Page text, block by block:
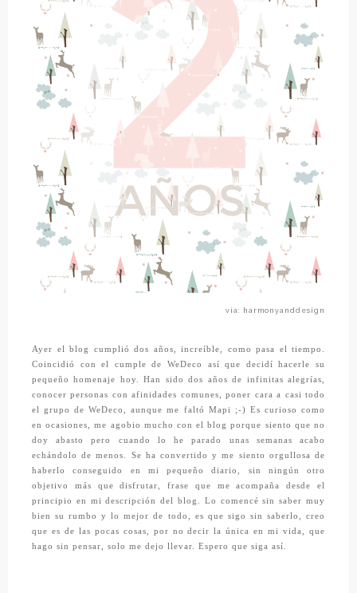
vía: harmonyanddesign
Ayer el blog cumplió dos años, increíble, como pasa el tiempo.
Coincidió con el cumple de WeDeco así que decidí hacerle su
pequeño homenaje hoy. Han sido dos años de infinitas alegrías,
conocer personas con afinidades comunes, poner cara a casi todo
el grupo de WeDeco, aunque me faltó Mapi ;-) Es curioso como
en ocasiones, me agobio mucho con el blog porque siento que no
doy abasto pero cuando lo he parado unas semanas acabo
echándolo de menos. Se ha convertido y me siento orgullosa de
haberlo conseguido en mi pequeño diario, sin ningún otro
objetivo más que disfrutar, frase que me acompaña desde el
principio en mi descripción del blog. Lo comencé sin saber muy
bien su rumbo y lo mejor de todo, es que sigo sin saberlo, creo
que es de las pocas cosas, por no decir la única en mi vida, que
hago sin pensar, solo me dejo llevar. Espero que siga así.